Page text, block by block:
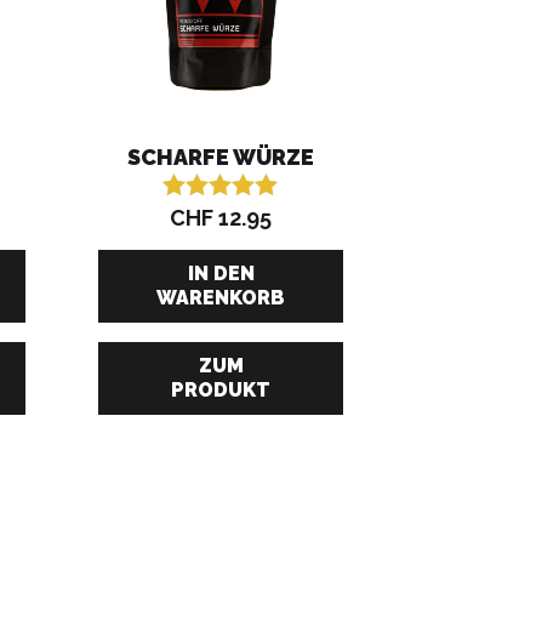
SCHARFE WÜRZE
Bewertet mit
von 5
CHF12.95
IN DEN
WARENKORB
ZUM
PRODUKT